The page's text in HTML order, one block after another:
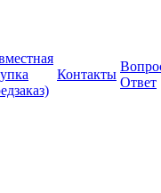
Контакты
Ответ